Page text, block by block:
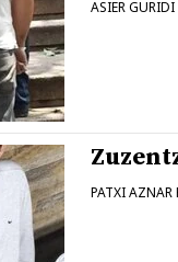
ASIER
PATXI AZNAR